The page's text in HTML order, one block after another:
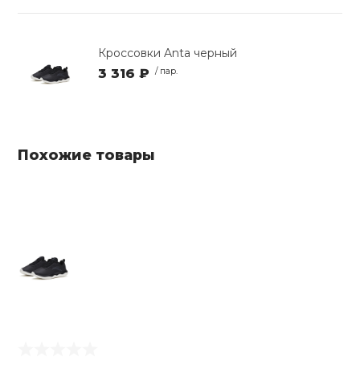
Кроссовки Anta черный
3 316 ₽ / пар.
Похожие товары